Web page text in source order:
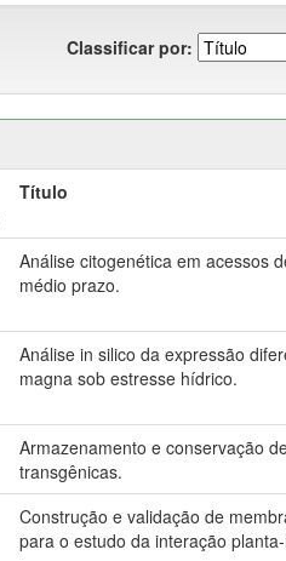
Classificar por:
Título
Análise citogenética em acessos
médio prazo.
Análise in silico da expressão
magna sob estresse hídrico.
Armazenamento e conservação
transgênicas.
Construção e validação de
para o estudo da interação